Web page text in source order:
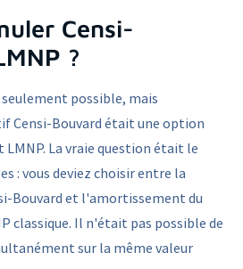
Censi-
?
possible, mais
Censi-Bouvard était une option
La vraie question était le
: vous deviez choisir entre la
Bouvard et l'amortissement du
classique. Il n'était pas possible de
sur la même valeur